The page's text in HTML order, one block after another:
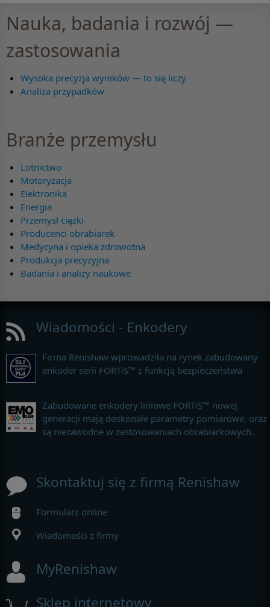
Nauka, badania i rozwój —
zastosowania
Wysoka precyzja wyników — to się liczy
Analiza przypadków
Branże przemysłu
Lotnictwo
Motoryzacja
Elektronika
Energia
Przemysł ciężki
Producenci obrabiarek
Medycyna i opieka zdrowotna
Produkcja precyzyjna
Badania i analizy naukowe
Wiadomości - Enkodery
Firma Renishaw wprowadziła na rynek zabudowany
enkoder serii FORTiS™ z funkcją bezpieczeństwa
Zabudowane enkodery liniowe FORTiS™ nowej
generacji mają doskonałe parametry pomiarowe, oraz
są niezawodne w zastosowaniach obrabiarkowych.
Skontaktuj się z firmą Renishaw
Formularz online
Wiadomości z firmy
MyRenishaw
Sklep internetowy